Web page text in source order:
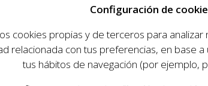
objetivo dar a
su relevancia
de su legado.
Configuración de
cookies propias y de terceros para
relacionada con tus preferencias, en base
tus hábitos de navegación (por ejemplo,